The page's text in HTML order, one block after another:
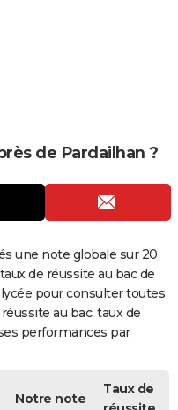
de Pardailhan ?
une note globale sur 20,
de réussite au bac de
pour consulter toutes
au bac, taux de
performances par
Notre note
Taux de